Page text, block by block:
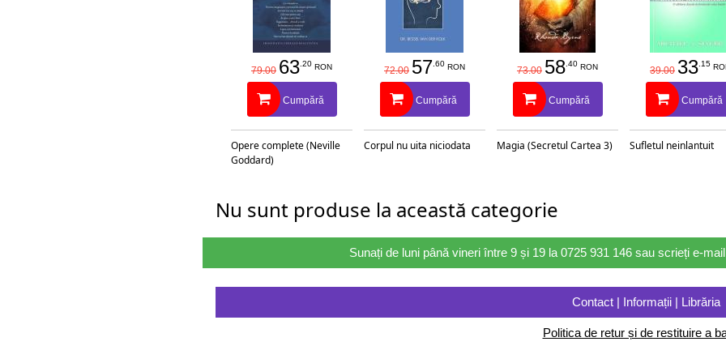
79.00 63 .20 RON
Cumpără
Opere complete (Neville
Goddard)
72.00 57 .60 RON
Cumpără
Corpul nu uita niciodata
73.00 58 .40 RON
Cumpără
Magia (Secretul Cartea 3)
39.00 33 .15
Cumpără
Sufletul neinlantuit
Nu sunt produse la această categorie
Sunați de luni până vineri între 9 și 19 la 0725 931 146 sau scrieți e-
Contact | Informații | Librăria
Politica de retur și de restituire a